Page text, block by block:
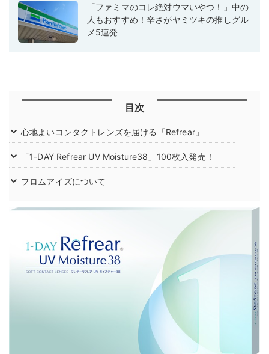
「ファミマのコレ絶対ウマいやつ！」中の
人もおすすめ！辛さがヤミツキの推しグル
メ5連発
目次
心地よいコンタクトレンズを届ける「Refrear」
「1-DAY Refrear UV Moisture38」100枚入発売！
フロムアイズについて